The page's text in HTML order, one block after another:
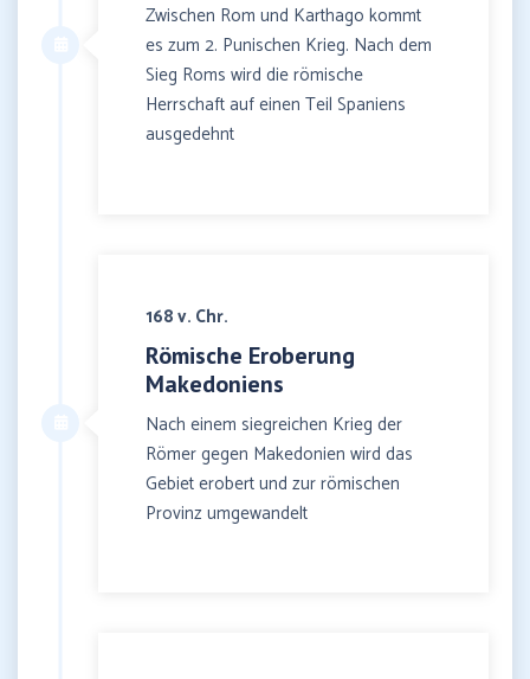
Zwischen Rom und Karthago kommt
es zum 2. Punischen Krieg. Nach dem
Sieg Roms wird die römische
Herrschaft auf einen Teil Spaniens
ausgedehnt
168 v. Chr.
Römische Eroberung
Makedoniens
Nach einem siegreichen Krieg der
Römer gegen Makedonien wird das
Gebiet erobert und zur römischen
Provinz umgewandelt